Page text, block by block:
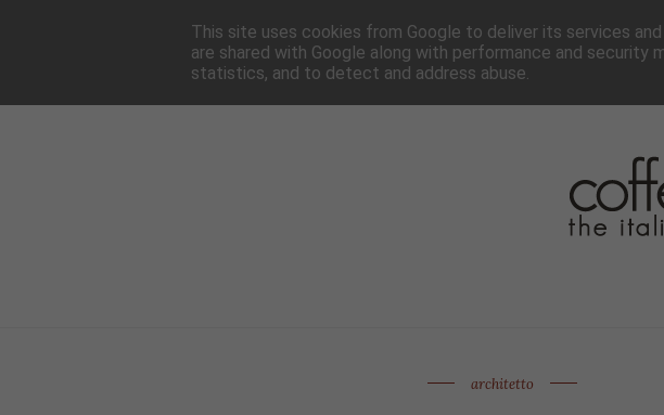
HOME NEWSLETTER CHI SIAMO▼
architetto
This site uses cookies from Google to deliver its services
are shared with Google along with performance and
statistics, and to detect and address abuse.